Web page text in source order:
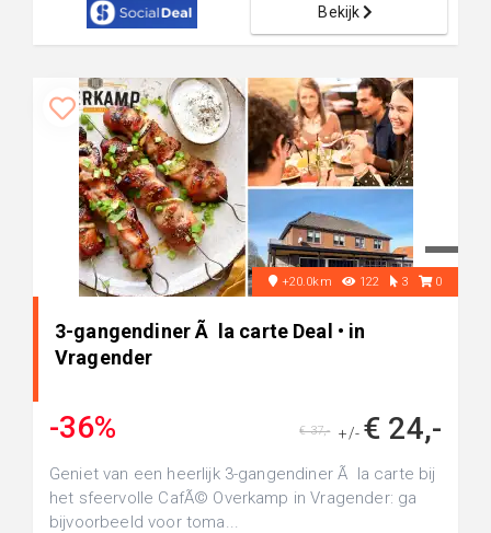
Bekijk
+20.0km 122 3 0
3-gangendiner Ã la carte Deal • in
Vragender
-36% +/- € 24,-
€ 37,-
Geniet van een heerlijk 3-gangendiner Ã la carte bij
het sfeervolle CafÃ© Overkamp in Vragender: ga
bijvoorbeeld voor toma...